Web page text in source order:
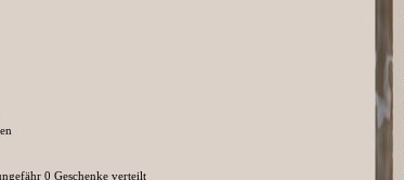
0 Geschenke verteilt